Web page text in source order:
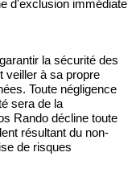
de
Rando, qui
de refuser cette
conditions
à tout moment,
conditions
d'exclusion immédiate
la sécurité des
veiller à sa propre
Toute négligence
sera de la
Rando décline toute
résultant du non-
de risques